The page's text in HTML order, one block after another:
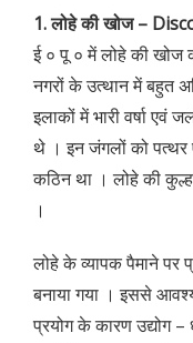
1. लोहे की खोज –
ई ० पू ० में लोहे की खोज
नगरों के उत्थान में बहुत
इलाकों में भारी वर्षा एवं
थे । इन जंगलों को
कठिन था । लोहे की
।
लोहे के व्यापक पैमाने पर
बनाया गया । इससे
प्रयोग के कारण उद्योग